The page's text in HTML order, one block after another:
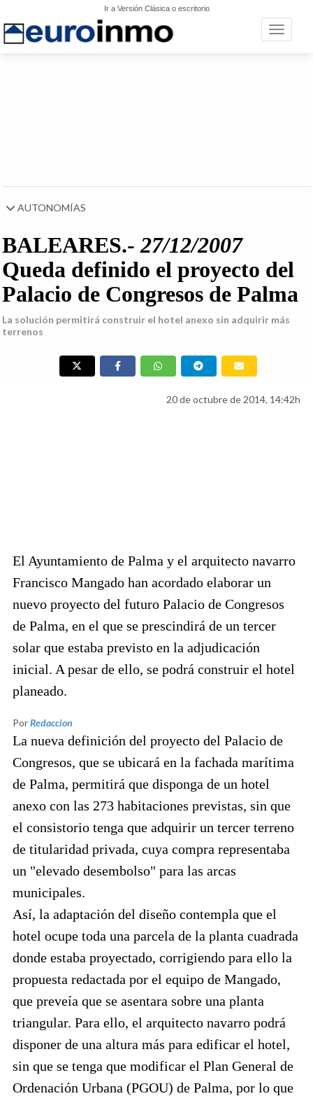
Ir a Versión Clásica o escritorio
Toggle
AUTONOMÍAS
BALEARES.- 27/12/2007
Queda definido el proyecto del
Palacio de Congresos de Palma
La solución permitirá construir el hotel anexo sin adquirir más
terrenos
20 de octubre de 2014, 14:42h
El Ayuntamiento de Palma y el arquitecto navarro
Francisco Mangado han acordado elaborar un
nuevo proyecto del futuro Palacio de Congresos
de Palma, en el que se prescindirá de un tercer
solar que estaba previsto en la adjudicación
inicial. A pesar de ello, se podrá construir el hotel
planeado.
PorRedaccion
La nueva definición del proyecto del Palacio de
Congresos, que se ubicará en la fachada marítima
de Palma, permitirá que disponga de un hotel
anexo con las 273 habitaciones previstas, sin que
el consistorio tenga que adquirir un tercer terreno
de titularidad privada, cuya compra representaba
un "elevado desembolso" para las arcas
municipales.
Así, la adaptación del diseño contempla que el
hotel ocupe toda una parcela de la planta cuadrada
donde estaba proyectado, corrigiendo para ello la
propuesta redactada por el equipo de Mangado,
que preveía que se asentara sobre una planta
triangular. Para ello, el arquitecto navarro podrá
disponer de una altura más para edificar el hotel,
sin que se tenga que modificar el Plan General de
Ordenación Urbana (PGOU) de Palma, por lo que